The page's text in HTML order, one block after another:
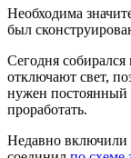
Необходима
был
Сегодня
отключают свет,
нужен постоянный
проработать.
Недавно включили